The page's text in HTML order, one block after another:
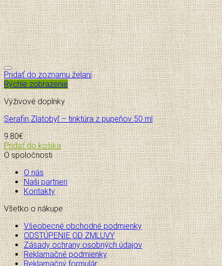
Pridať do zoznamu želaní
Rýchle zobrazenie
Výživové doplnky
Serafin Zlatobyľ – tinktúra z pupeňov 50 ml
9.80€
Pridať do košíka
O spoločnosti
O nás
Naši partneri
Kontakty
Všetko o nákupe
Všeobecné obchodné podmienky
ODSTÚPENIE OD ZMLUVY
Zásady ochrany osobných údajov
Reklamačné podmienky
Reklamačný formulár